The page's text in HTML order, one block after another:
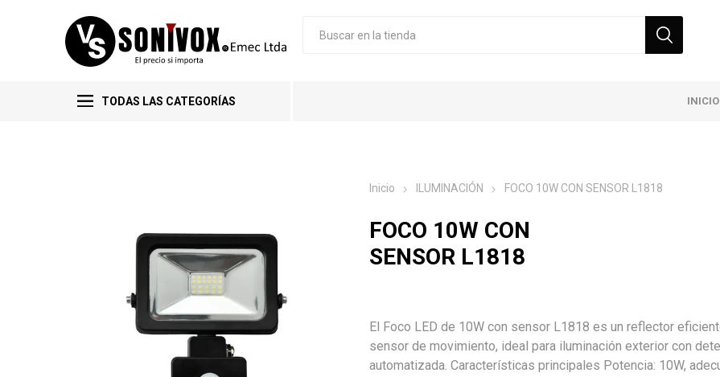
TODAS LAS CATEGORÍAS INICIO
Inicio ILUMINACIÓN FOCO 10W CON SENSOR L1818
FOCO 10W CON
SENSOR L1818
El Foco LED de 10W con sensor L1818 es un reflector
sensor de movimiento, ideal para iluminación exterior con
automatizada. Características principales Potencia: 10W,